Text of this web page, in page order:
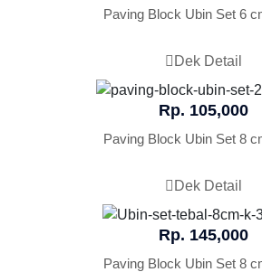
Paving Block Ubin Set 6
Dek Detail
Rp. 105,000
Paving Block Ubin Set 8
Dek Detail
Rp. 145,000
Paving Block Ubin Set 8